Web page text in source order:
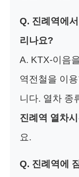
Q. 진례역에
리나요?
A. KTX-이음
역전철을 이
니다. 열차 종
진례역 열차
요.
Q. 진례역에